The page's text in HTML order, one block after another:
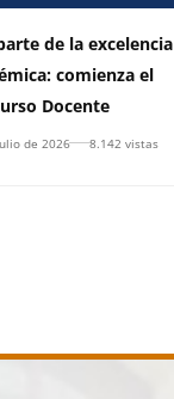
de la excelencia
comienza el
Docente
de 2026 8.142 vistas